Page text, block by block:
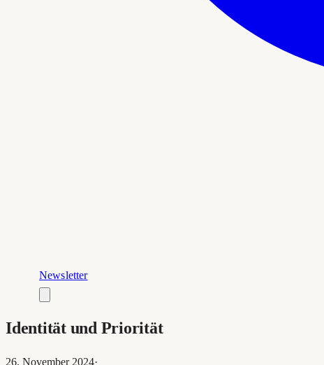
Newsletter
Identität und Priorität
26. November 2024·